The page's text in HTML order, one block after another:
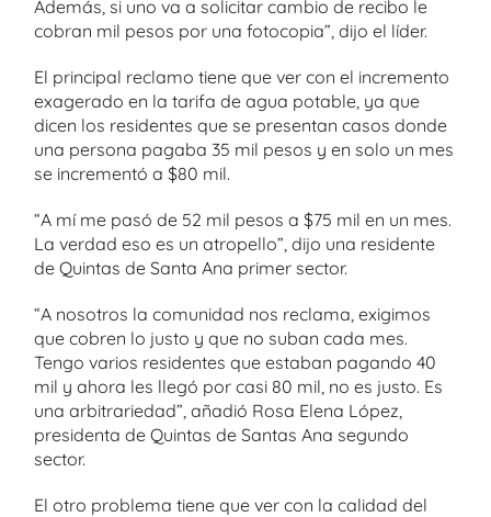
Además, si uno va a solicitar cambio de recibo le
cobran mil pesos por una fotocopia”, dijo el líder.
El principal reclamo tiene que ver con el incremento
exagerado en la tarifa de agua potable, ya que
dicen los residentes que se presentan casos donde
una persona pagaba 35 mil pesos y en solo un mes
se incrementó a $80 mil.
“A mí me pasó de 52 mil pesos a $75 mil en un mes.
La verdad eso es un atropello”, dijo una residente
de Quintas de Santa Ana primer sector.
“A nosotros la comunidad nos reclama, exigimos
que cobren lo justo y que no suban cada mes.
Tengo varios residentes que estaban pagando 40
mil y ahora les llegó por casi 80 mil, no es justo. Es
una arbitrariedad”, añadió Rosa Elena López,
presidenta de Quintas de Santas Ana segundo
sector.
El otro problema tiene que ver con la calidad del